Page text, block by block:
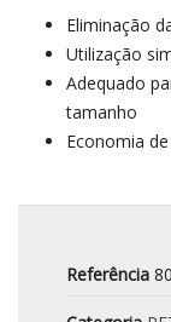
Eliminação
Utilização
Adequado
tamanho
Economia
Referência